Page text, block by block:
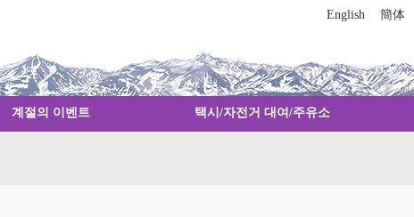
English 簡体
계절의 이벤트 택시/자전거 대여/주유소